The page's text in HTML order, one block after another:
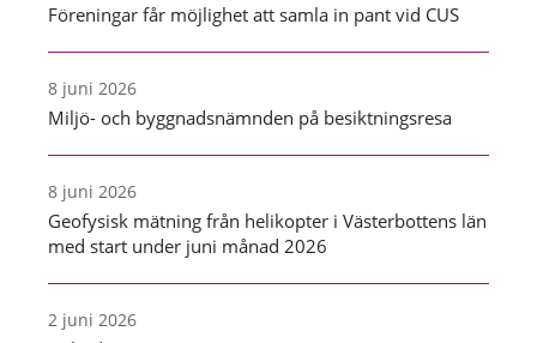
Föreningar får möjlighet att samla in pant vid CUS
8 juni 2026
Miljö- och byggnadsnämnden på besiktningsresa
8 juni 2026
Geofysisk mätning från helikopter i Västerbottens län
med start under juni månad 2026
2 juni 2026